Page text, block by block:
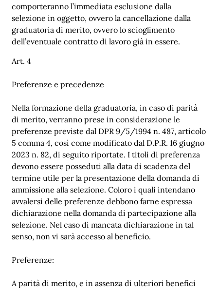
comporteranno l’immediata esclusione dalla
selezione in oggetto, ovvero la cancellazione dalla
graduatoria di merito, ovvero lo scioglimento
dell’eventuale contratto di lavoro già in essere.
Art. 4
Preferenze e precedenze
Nella formazione della graduatoria, in caso di parità
di merito, verranno prese in considerazione le
preferenze previste dal DPR 9/5/1994 n. 487, articolo
5 comma 4, così come modificato dal D.P.R. 16 giugno
2023 n. 82, di seguito riportate. I titoli di preferenza
devono essere posseduti alla data di scadenza del
termine utile per la presentazione della domanda di
ammissione alla selezione. Coloro i quali intendano
avvalersi delle preferenze debbono farne espressa
dichiarazione nella domanda di partecipazione alla
selezione. Nel caso di mancata dichiarazione in tal
senso, non vi sarà accesso al beneficio.
Preferenze:
A parità di merito, e in assenza di ulteriori benefici